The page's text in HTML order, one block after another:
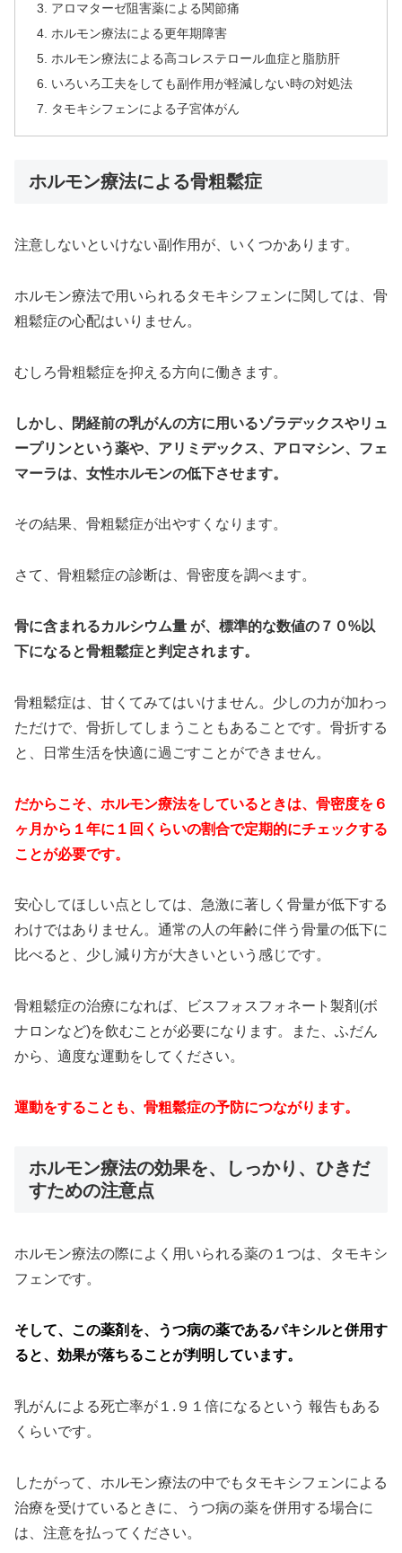
アロマターゼ阻害薬による関節痛
ホルモン療法による更年期障害
ホルモン療法による高コレステロール血症と脂肪肝
いろいろ工夫をしても副作用が軽減しない時の対処法
タモキシフェンによる子宮体がん
ホルモン療法による骨粗鬆症
注意しないといけない副作用が、いくつかあります。
ホルモン療法で用いられるタモキシフェンに関しては、骨
粗鬆症の心配はいりません。
むしろ骨粗鬆症を抑える方向に働きます。
しかし、閉経前の乳がんの方に用いるゾラデックスやリュ
ープリンという薬や、アリミデックス、アロマシン、フェ
マーラは、女性ホルモンの低下させます。
その結果、骨粗鬆症が出やすくなります。
さて、骨粗鬆症の診断は、骨密度を調べます。
骨に含まれるカルシウム量 が、標準的な数値の７０%以
下になると骨粗鬆症と判定されます。
骨粗鬆症は、甘くてみてはいけません。少しの力が加わっ
ただけで、骨折してしまうこともあることです。骨折する
と、日常生活を快適に過ごすことができません。
だからこそ、ホルモン療法をしているときは、骨密度を６
ヶ月から１年に１回くらいの割合で定期的にチェックする
ことが必要です。
安心してほしい点としては、急激に著しく骨量が低下する
わけではありません。通常の人の年齢に伴う骨量の低下に
比べると、少し減り方が大きいという感じです。
骨粗鬆症の治療になれば、ビスフォスフォネート製剤(ボ
ナロンなど)を飲むことが必要になります。また、ふだん
から、適度な運動をしてください。
運動をすることも、骨粗鬆症の予防につながります。
ホルモン療法の効果を、しっかり、ひきだ
すための注意点
ホルモン療法の際によく用いられる薬の１つは、タモキシ
フェンです。
そして、この薬剤を、うつ病の薬であるパキシルと併用す
ると、効果が落ちることが判明しています。
乳がんによる死亡率が１.９１倍になるという 報告もある
くらいです。
したがって、ホルモン療法の中でもタモキシフェンによる
治療を受けているときに、うつ病の薬を併用する場合に
は、注意を払ってください。